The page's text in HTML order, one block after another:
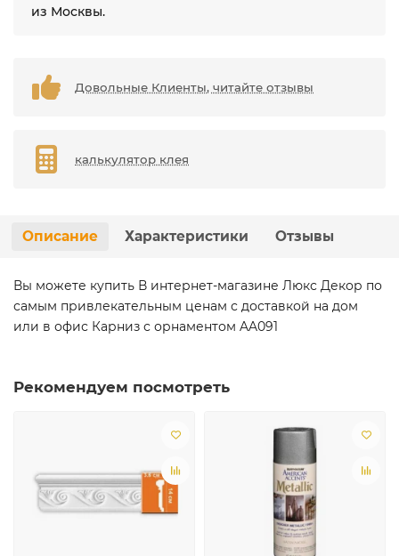
из Москвы.
Довольные Клиенты, читайте отзывы
калькулятор клея
Описание Характеристики Отзывы
Вы можете купить В интернет-магазине Люкс Декор по
самым привлекательным ценам с доставкой на дом
или в офис Карниз с орнаментом AA091
Рекомендуем посмотреть